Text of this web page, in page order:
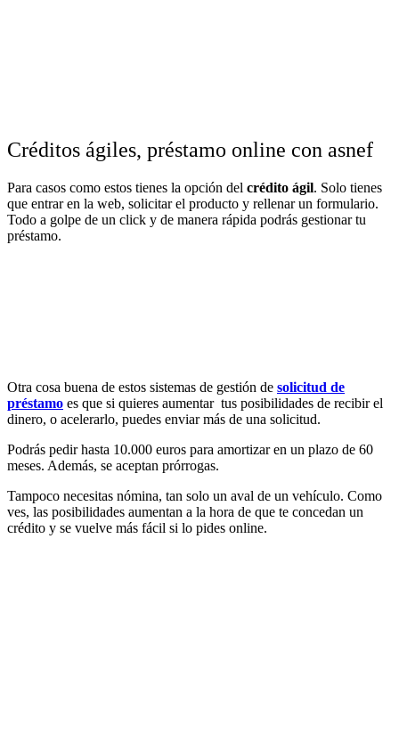
Créditos ágiles, préstamo online con asnef
Para casos como estos tienes la opción del crédito ágil. Solo tienes
que entrar en la web, solicitar el producto y rellenar un formulario.
Todo a golpe de un click y de manera rápida podrás gestionar tu
préstamo.
Otra cosa buena de estos sistemas de gestión de solicitud de
préstamo es que si quieres aumentar tus posibilidades de recibir el
dinero, o acelerarlo, puedes enviar más de una solicitud.
Podrás pedir hasta 10.000 euros para amortizar en un plazo de 60
meses. Además, se aceptan prórrogas.
Tampoco necesitas nómina, tan solo un aval de un vehículo. Como
ves, las posibilidades aumentan a la hora de que te concedan un
crédito y se vuelve más fácil si lo pides online.